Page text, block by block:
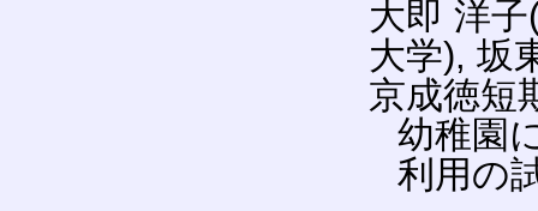
大即 洋
大学), 坂
京成徳短
幼稚園
利用の